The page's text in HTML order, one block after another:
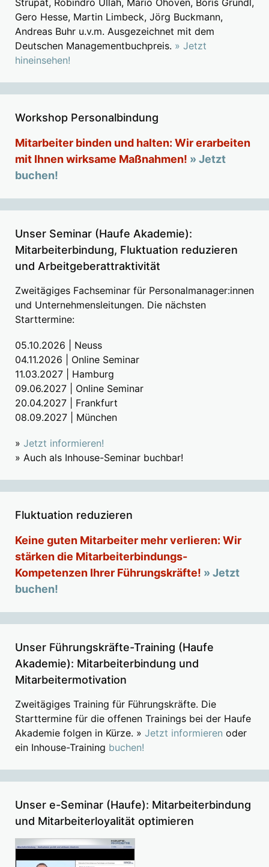
Strupat, Robindro Ullah, Mario Ohoven, Boris Grundl,
Gero Hesse, Martin Limbeck, Jörg Buckmann,
Andreas Buhr u.v.m. Ausgezeichnet mit dem
Deutschen Managementbuchpreis. » Jetzt
hineinsehen!
Workshop Personalbindung
Mitarbeiter binden und halten: Wir erarbeiten
mit Ihnen wirksame Maßnahmen! » Jetzt
buchen!
Unser Seminar (Haufe Akademie):
Mitarbeiterbindung, Fluktuation reduzieren
und Arbeitgeberattraktivität
Zweitägiges Fachseminar für Personalmanager:innen
und Unternehmensleitungen. Die nächsten
Starttermine:
05.10.2026 | Neuss
04.11.2026 | Online Seminar
11.03.2027 | Hamburg
09.06.2027 | Online Seminar
20.04.2027 | Frankfurt
08.09.2027 | München
» Jetzt informieren!
» Auch als Inhouse-Seminar buchbar!
Fluktuation reduzieren
Keine guten Mitarbeiter mehr verlieren: Wir
stärken die Mitarbeiterbindungs-
Kompetenzen Ihrer Führungskräfte! » Jetzt
buchen!
Unser Führungskräfte-Training (Haufe
Akademie): Mitarbeiterbindung und
Mitarbeitermotivation
Zweitägiges Training für Führungskräfte. Die
Starttermine für die offenen Trainings bei der Haufe
Akademie folgen in Kürze. » Jetzt informieren oder
ein Inhouse-Training buchen!
Unser e-Seminar (Haufe): Mitarbeiterbindung
und Mitarbeiterloyalität optimieren